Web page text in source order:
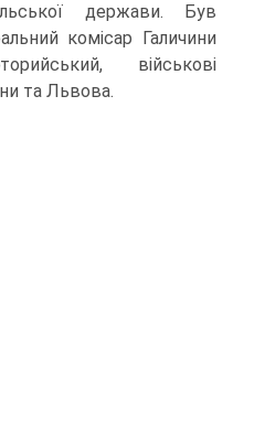
держави. Був
комісар Галичини
військові
та Львова.